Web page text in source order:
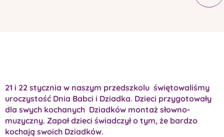
21 i 22 stycznia w naszym przedszkolu świętowaliśmy
uroczystość Dnia Babci i Dziadka. Dzieci przygotowały
dla swych kochanych Dziadków montaż słowno-
muzyczny. Zapał dzieci świadczył o tym, że bardzo
kochają swoich Dziadków.